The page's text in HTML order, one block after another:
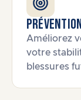
Améliorez
votre
blessures